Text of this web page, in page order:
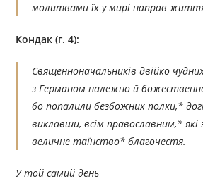
молитвами їх у мирі направ
Кондак (г. 4):
Священноначальників двійко
з Германом належно й
бо попалили безбожних полки,*
виклавши, всім православним,*
величне таїнство* благочестя.
У той самий день